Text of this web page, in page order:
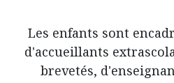
Les enfants sont
d'accueillants
brevetés,